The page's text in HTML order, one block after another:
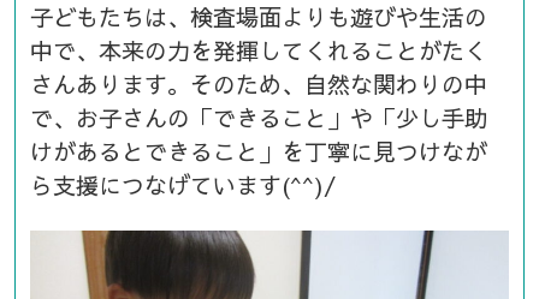
子どもたちは、検査場面よりも遊びや生活の
中で、本来の力を発揮してくれることがたく
さんあります。そのため、自然な関わりの中
で、お子さんの「できること」や「少し手助
けがあるとできること」を丁寧に見つけなが
ら支援につなげています(^^)/